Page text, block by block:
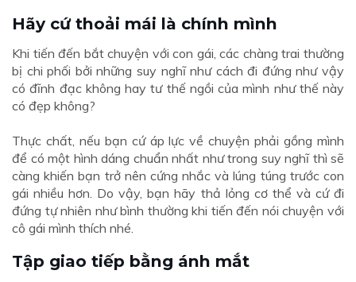
Hãy cứ thoải mái là chính mình
Khi tiến đến bắt chuyện với con gái, các chàng trai thường
bị chi phối bởi những suy nghĩ như cách đi đứng như vậy
có đĩnh đạc không hay tư thế ngồi của mình như thế này
có đẹp không?
Thực chất, nếu bạn cứ áp lực về chuyện phải gồng mình
để có một hình dáng chuẩn nhất như trong suy nghĩ thì sẽ
càng khiến bạn trở nên cứng nhắc và lúng túng trước con
gái nhiều hơn. Do vậy, bạn hãy thả lỏng cơ thể và cứ đi
đứng tự nhiên như bình thường khi tiến đến nói chuyện với
cô gái mình thích nhé.
Tập giao tiếp bằng ánh mắt